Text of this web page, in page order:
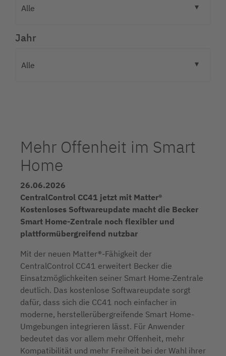
Jahr
Mehr Offenheit im Smart
Home
26.06.2026
CentralControl CC41 jetzt mit Matter®
Kostenloses Softwareupdate macht die Becker
Smart Home-Zentrale noch flexibler und
plattformübergreifend nutzbar
Mit der neuen Matter®-Fähigkeit der
CentralControl CC41 erweitert Becker die
Einsatzmöglichkeiten seiner Smart Home-Zentrale
deutlich. Das kostenlose Softwareupdate sorgt
dafür, dass sich die CC41 noch einfacher in
moderne, herstellerübergreifende Smart Home-
Umgebungen integrieren lässt. Für Anwender
bedeutet das vor allem mehr Offenheit, mehr
Kompatibilität und mehr Freiheit bei der Wahl ihrer